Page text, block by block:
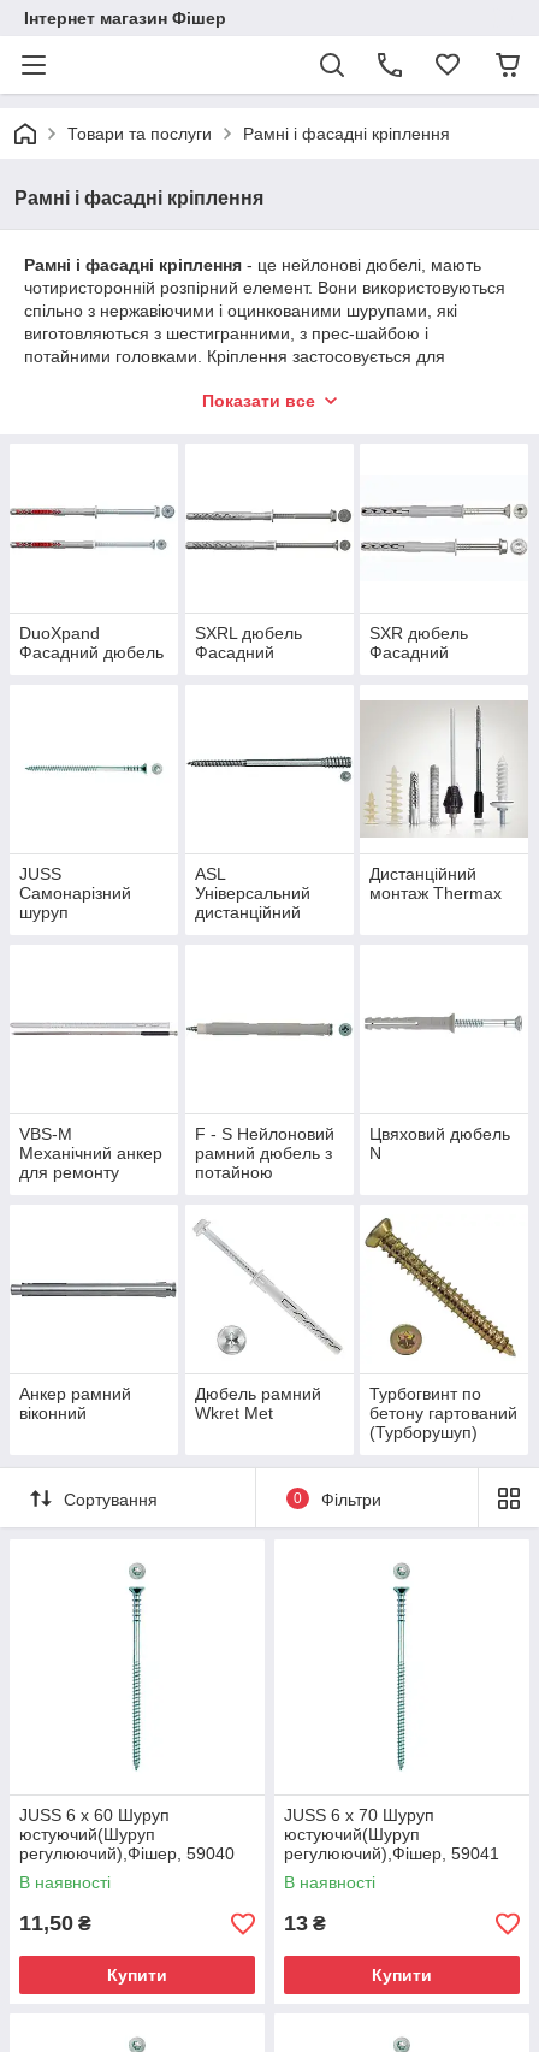
Інтернет магазин Фішер
Товари та послуги Рамні і фасадні кріплення
Рамні і фасадні кріплення
Рамні і фасадні кріплення - це нейлонові дюбелі, мають
чотиристоронній розпірний елемент. Вони використовуються
спільно з нержавіючими і оцинкованими шурупами, які
виготовляються з шестигранними, з прес-шайбою і
потайними головками. Кріплення застосовується для
обрешітки для облицювальних систем. За допомогою
камені, пустотілих і повнотілих блоках. Він здатний
витримувати великі навантаження на викопати при
мінімальній глибині анкерування. Це робить кріплення
Показати все
DuoXpand
Фасадний дюбель
SXRL дюбель
Фасадний
SXR дюбель
Фасадний
JUSS
Самонарізний
шуруп
ASL
Універсальний
дистанційний
Дистанційний
монтаж Thermax
VBS-M
Механічний анкер
для ремонту
F - S Нейлоновий
рамний дюбель з
потайною
шліцем
Цвяховий дюбель
N
Анкер рамний
віконний
Дюбель рамний
Wkret Met
Турбогвинт по
бетону гартований
(Турборушуп)
Сортування 0 Фільтри
JUSS 6 x 60 Шуруп
юстуючий(Шуруп
регулюючий),Фішер, 59040
В наявності
11,50 ₴
Купити
JUSS 6 x 70 Шуруп
юстуючий(Шуруп
регулюючий),Фішер, 59041
В наявності
13 ₴
Купити